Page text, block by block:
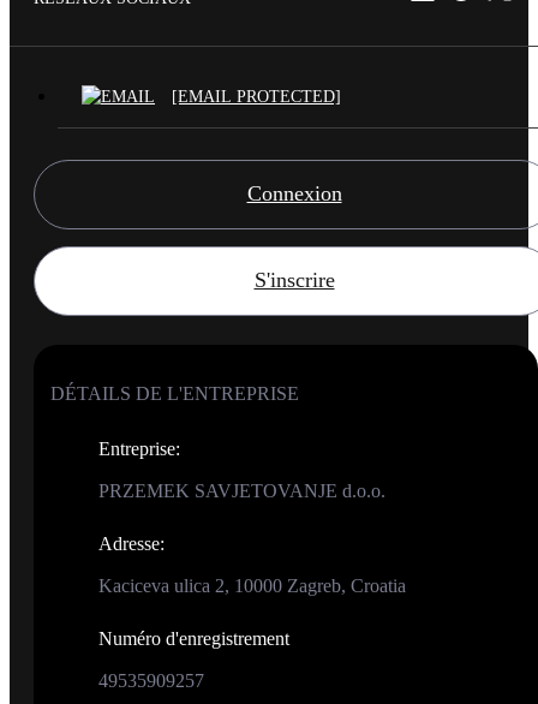
[EMAIL PROTECTED]
Connexion
S'inscrire
DÉTAILS DE L'ENTREPRISE
Entreprise:
PRZEMEK SAVJETOVANJE d.o.o.
Adresse:
Kaciceva ulica 2, 10000 Zagreb, Croatia
Numéro d'enregistrement
49535909257